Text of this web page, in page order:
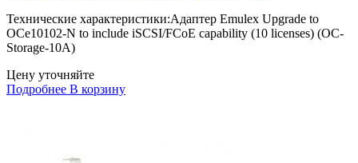
Технические характеристики:Адаптер Emulex Upgrade to
OCe10102-N to include iSCSI/FCoE capability (10 licenses) (OC-
Storage-10A)
Цену уточняйте
Подробнее В корзину